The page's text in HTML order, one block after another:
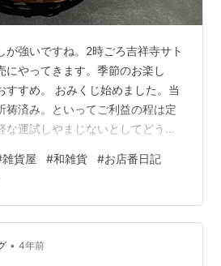
が強いですね。2時ごろ吉祥寺サト
にやってきます。季節のお楽し
すすめ。 おみくじ始めました。当
祷済み。といってご利益の程は定
な運試しやまじないとしてどう
必要
雑貨屋 #和雑貨 #お店番日記
• 4年前